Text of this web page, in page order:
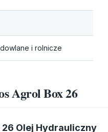
i rolnicze
Agrol Box 26
26 Olej Hydrauliczny